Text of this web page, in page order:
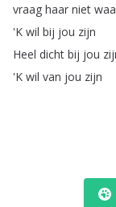
vraag haar niet
'K wil bij jou zijn
Heel dicht bij jou
'K wil van jou zijn